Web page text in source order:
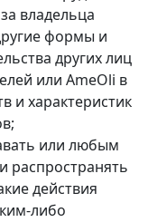
владельца
формы и
других лиц
или AmeOli в
и характеристик
или любым
распространять
действия
либо